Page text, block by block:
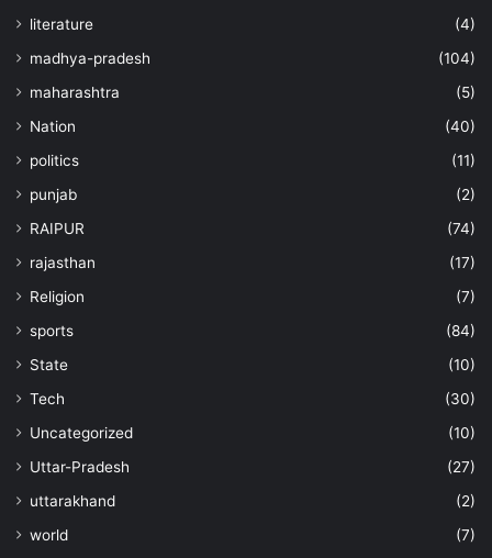
literature
(4)
madhya-pradesh
(104)
maharashtra
(5)
Nation
(40)
politics
(11)
punjab
(2)
RAIPUR
(74)
rajasthan
(17)
Religion
(7)
sports
(84)
State
(10)
Tech
(30)
Uncategorized
(10)
Uttar-Pradesh
(27)
uttarakhand
(2)
world
(7)